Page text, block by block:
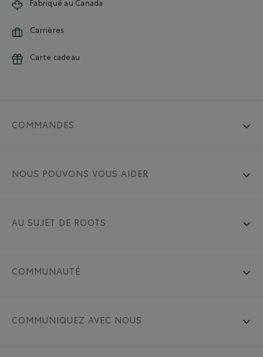
Fabriqué au Canada
Carrières
Carte cadeau
COMMANDES
NOUS POUVONS VOUS AIDER
AU SUJET DE ROOTS
COMMUNAUTÉ
COMMUNIQUEZ AVEC NOUS